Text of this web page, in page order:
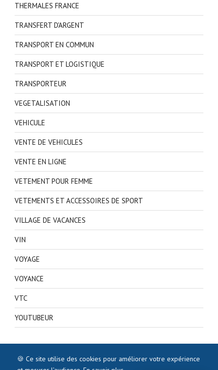
THERMALES FRANCE
TRANSFERT D'ARGENT
TRANSPORT EN COMMUN
TRANSPORT ET LOGISTIQUE
TRANSPORTEUR
VEGETALISATION
VEHICULE
VENTE DE VEHICULES
VENTE EN LIGNE
VETEMENT POUR FEMME
VETEMENTS ET ACCESSOIRES DE SPORT
VILLAGE DE VACANCES
VIN
VOYAGE
VOYANCE
VTC
YOUTUBEUR
🍪 Ce site utilise des cookies pour améliorer votre expérience